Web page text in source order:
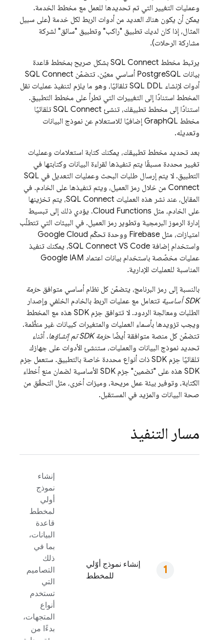
وعمليات التغيير التي تم تحديدها للعمل مع مخطط الخدمة.
يمكن أن يكون هناك العديد من أدوات الربط لكل خدمة (على سبيل
المثال، إذا كان لديك تطبيق "راكب" وتطبيق "سائق" لشركة
مشاركة الرحلات).
يرتبط مخطط SQL Connect بشكل صريح بمخطط قاعدة
بيانات PostgreSQL أساسي معيّن. تتضمّن
SQL Connect
أدوات لإنشاء SQL DDL تلقائيًا، وهو ما يلزم لتنفيذ عمليات نقل
المخطط استنادًا إلى التغييرات التي تطرأ على مخطط التطبيق.
استنادًا إلى مخطط تطبيقك، تنشئ SQL Connect تلقائيًا
مخطط GraphQL إضافيًا للاستعلام عن نموذج البيانات
وتعديله.
بعد تحديد مخطط تطبيقك، يمكنك كتابة استعلامات وعمليات
تغيير محددة مسبقًا يتم تنفيذها لقراءة البيانات وكتابتها في
التطبيق. لا يتم إرسال طلبات البحث وعمليات التعديل في SQL
Connect من خلال رمز العميل، ويتم تنفيذها على الخادم. في
المقابل، عند نشر هذه العمليات SQL Connect، يتم تخزينها
على الخادم، مثل Cloud Functions. يؤدي ذلك إلى تبسيط
إدارة الرموز البرمجية وتطوير رمز العميل. في البيئات التي تتطلّب
امتيازات، مثل Firebase
ووحدة تحكّم Google Cloud
واستخدام إضافة SQL Connect VS Code، يمكنك تنفيذ
عمليات مخصّصة باستخدام بيانات اعتماد Google IAM
المناسبة للعمليات الإدارية.
بالنسبة إلى رمز البرنامج، يتضمّن كل نظام أساسي متوافق حزمة
SDK أساسية
تتعامل مع عمليات الربط بالخادم الخلفي وإصدار
الطلبات ومعالجة الردود. لا تتوافق حِزم SDK هذه مع المخطط
ويجب تزويدها بأسماء العمليات والمتغيرات كبيانات غير منظَّمة.
تتضمّن كل منصة متوافقة أيضًا حزمة SDK تم إنشاؤها
. أثناء
تحديد نموذج البيانات والعمليات، ستنشئ الأدوات على جهازك
تلقائيًا حِزم SDK ذات أنواع محددة خاصة بالتطبيق. ستعمل حِزم
SDK هذه على "تضمين" حِزم SDK الأساسية لضمان منع أخطاء
الكتابة، وتوفير بيئة عمل مريحة، وميزات أخرى، مثل التحقّق من
صحة البيانات والمزيد في المستقبل.
مسار التنفيذ
إنشاء نموذج أوّلي
للمخطط
إنشاء
نموذج
أولي
لمخطط
قاعدة
البيانات،
بما في
ذلك
التصاميم
التي
تستخدم
أنواع
المتجهات،
بدءًا من